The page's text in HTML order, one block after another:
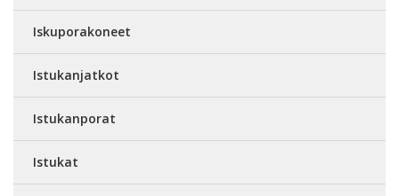
Iskuporakoneet
Istukanjatkot
Istukanporat
Istukat